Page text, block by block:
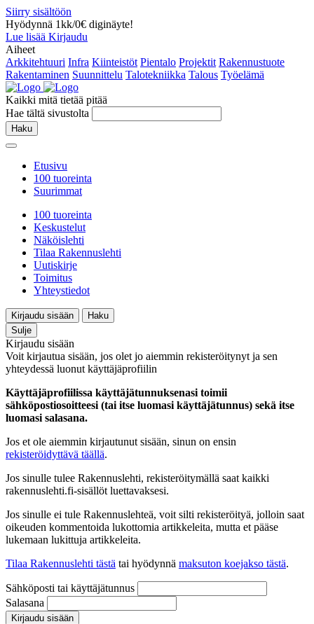
Siirry sisältöön
Hyödynnä 1kk/0€ diginäyte!
Lue lisää Kirjaudu
Aiheet
Arkkitehtuuri Infra Kiinteistöt Pientalo Projektit Rakennustuote
Rakentaminen Suunnittelu Talotekniikka Talous Työelämä
Kaikki mitä tietää pitää
Hae tältä sivustolta
Haku
Etusivu
100 tuoreinta
Suurimmat
100 tuoreinta
Keskustelut
Näköislehti
Tilaa Rakennuslehti
Uutiskirje
Toimitus
Yhteystiedot
Kirjaudu sisään
Haku
Sulje
Kirjaudu sisään
Voit kirjautua sisään, jos olet jo aiemmin rekisteröitynyt ja sen
yhteydessä luonut käyttäjäprofiilin
Käyttäjäprofiilissa käyttäjätunnuksenasi toimii
sähköpostiosoitteesi (tai itse luomasi käyttäjätunnus) sekä itse
luomasi salasana.
Jos et ole aiemmin kirjautunut sisään, sinun on ensin
rekisteröidyttävä täällä.
Jos sinulle tulee Rakennuslehti, rekisteröitymällä saat kaikki
rakennuslehti.fi-sisällöt luettavaksesi.
Jos sinulle ei tule Rakennuslehteä, voit silti rekisteröityä, jolloin saat
oikeuden kommentoida lukottomia artikkeleita, mutta et pääse
lukemaan lukittuja artikkeleita.
Tilaa Rakennuslehti tästä tai hyödynnä maksuton koejakso tästä.
Sähköposti tai käyttäjätunnus
Salasana
Kirjaudu sisään